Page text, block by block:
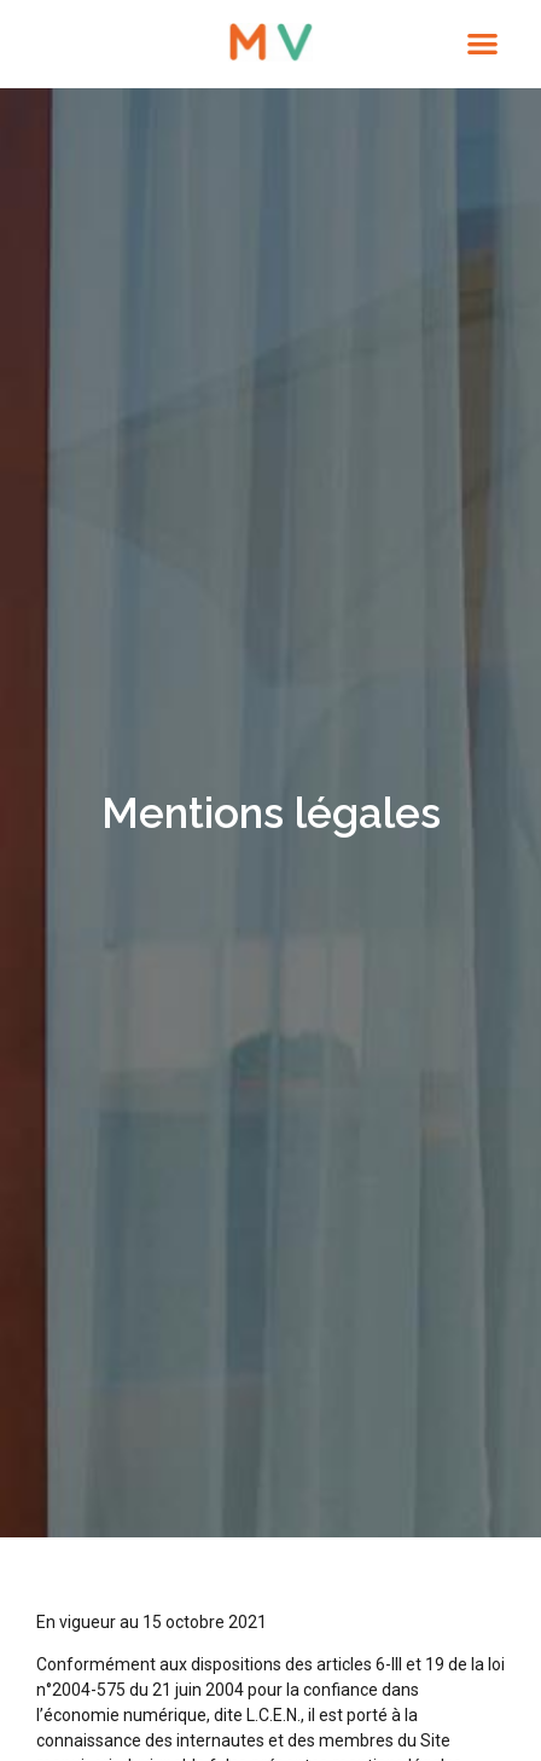
Mentions légales
En vigueur au 15 octobre 2021
Conformément aux dispositions des articles 6-III et 19 de la loi
n°2004-575 du 21 juin 2004 pour la confiance dans
l’économie numérique, dite L.C.E.N., il est porté à la
connaissance des internautes et des membres du Site